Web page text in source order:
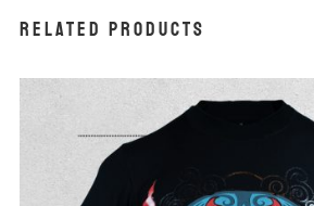
Related products